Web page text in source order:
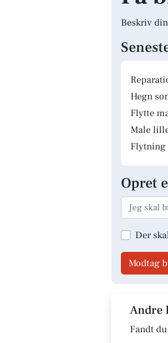
Beskriv
Hegn
Flytte
Male
Opret
Der
Modtag
Andre
Fandt